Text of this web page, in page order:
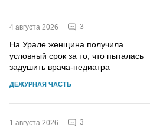
4 августа 2026 3
На Урале женщина получила
условный срок за то, что пыталась
задушить врача-педиатра
ДЕЖУРНАЯ ЧАСТЬ
1 августа 2026 3